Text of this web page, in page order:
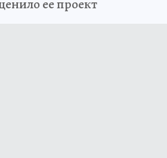
ее проект